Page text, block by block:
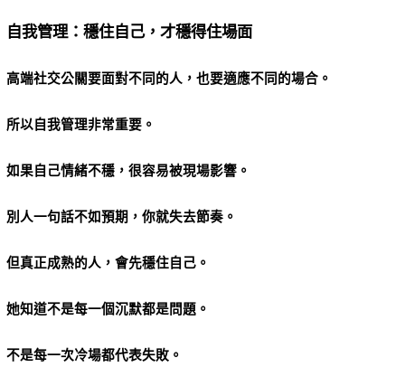
自我管理：穩住自己，才穩得住場面
高端社交公關要面對不同的人，也要適應不同的場合。
所以自我管理非常重要。
如果自己情緒不穩，很容易被現場影響。
別人一句話不如預期，你就失去節奏。
但真正成熟的人，會先穩住自己。
她知道不是每一個沉默都是問題。
不是每一次冷場都代表失敗。